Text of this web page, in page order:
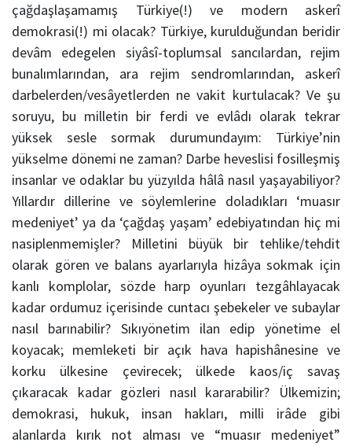
çağdaşlaşamamış Türkiye(!) ve modern askerî
demokrasi(!) mi olacak? Türkiye, kurulduğundan beridir
devâm edegelen siyâsî-toplumsal sancılardan, rejim
bunalımlarından, ara rejim sendromlarından, askerî
darbelerden/vesâyetlerden ne vakit kurtulacak? Ve şu
soruyu, bu milletin bir ferdi ve evlâdı olarak tekrar
yüksek sesle sormak durumundayım: Türkiye’nin
yükselme dönemi ne zaman? Darbe heveslisi fosilleşmiş
insanlar ve odaklar bu yüzyılda hâlâ nasıl yaşayabiliyor?
Yıllardır dillerine ve söylemlerine doladıkları ‘muasır
medeniyet’ ya da ‘çağdaş yaşam’ edebiyatından hiç mi
nasiplenmemişler? Milletini büyük bir tehlike/tehdit
olarak gören ve balans ayarlarıyla hizâya sokmak için
kanlı komplolar, sözde harp oyunları tezgâhlayacak
kadar ordumuz içerisinde cuntacı şebekeler ve subaylar
nasıl barınabilir? Sıkıyönetim ilan edip yönetime el
koyacak; memleketi bir açık hava hapishânesine ve
korku ülkesine çevirecek; ülkede kaos/iç savaş
çıkaracak kadar gözleri nasıl kararabilir? Ülkemizin;
demokrasi, hukuk, insan hakları, milli irâde gibi
alanlarda kırık not alması ve “muasır medeniyet”